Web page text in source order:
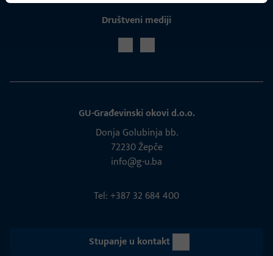
Društveni mediji
GU-Građevinski okovi d.o.o.
Donja Golubinja bb.
72230 Žepče
info@g-u.ba
Tel: +387 32 684 400
Stupanje u kontakt